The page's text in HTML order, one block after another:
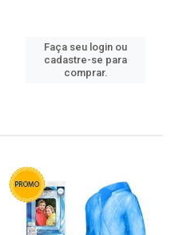
Faça seu login ou
cadastre-se para
comprar.